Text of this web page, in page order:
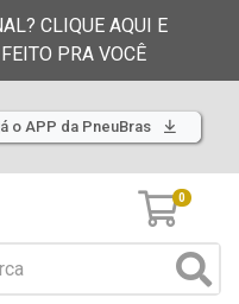
CLIQUE AQUI E
PRA VOCÊ
o APP da PneuBras
0